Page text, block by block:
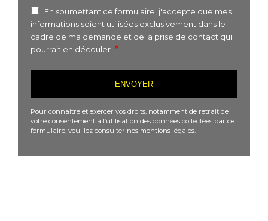
En soumettant ce formulaire, j'accepte que mes
informations soient utilisées exclusivement dans le
cadre de ma demande et de la prise de contact qui
pourrait en découler
Pour connaitre et exercer vos droits, notamment de retrait de
votre consentement à l’utilisation des données collectées par ce
formulaire, veuillez consulter nos mentions légales